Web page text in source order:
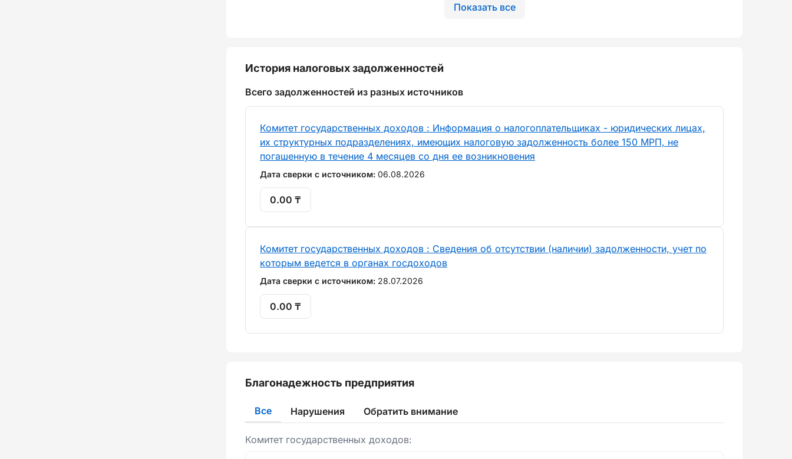
Показать все
История налоговых задолженностей
Всего задолженностей из разных источников
Комитет государственных доходов : Информация о налогоплательщиках - юридических лицах,
их структурных подразделениях, имеющих налоговую задолженность более 150 МРП, не
погашенную в течение 4 месяцев со дня ее возникновения
Дата сверки с источником: 06.08.2026
0.00 ₸
Комитет государственных доходов : Сведения об отсутствии (наличии) задолженности, учет по
которым ведется в органах госдоходов
Дата сверки с источником: 28.07.2026
0.00 ₸
Благонадежность предприятия
Все Нарушения Обратить внимание
Комитет государственных доходов: